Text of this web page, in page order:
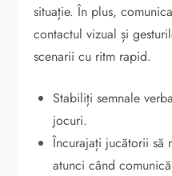
situație. În plus,
contactul vizual și
scenarii cu ritm rapid.
Stabiliți semnale
jocuri.
Încurajați jucătorii să
atunci când